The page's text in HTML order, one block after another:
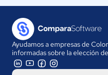
Ayudamos a empresas de
informadas sobre la elección